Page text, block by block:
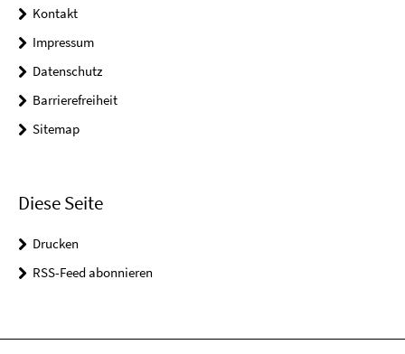
Kontakt
Impressum
Datenschutz
Barrierefreiheit
Sitemap
Diese Seite
Drucken
RSS-Feed abonnieren